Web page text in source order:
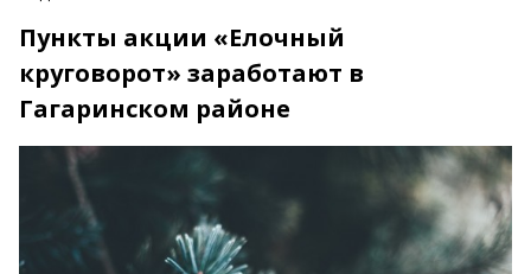
Пункты акции «Елочный
круговорот» заработают в
Гагаринском районе